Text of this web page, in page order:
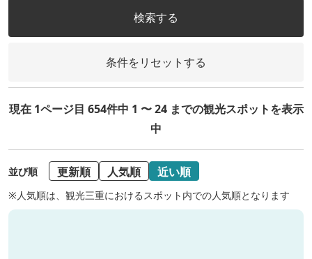
検索する
条件をリセットする
現在 1ページ目 654件中 1 〜 24 までの観光スポットを表示
中
並び順 更新順 人気順 近い順
※人気順は、観光三重におけるスポット内での人気順となります